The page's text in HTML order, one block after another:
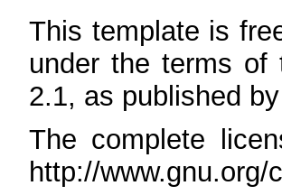
This template is
under the terms of
2.1, as published
The complete
http://